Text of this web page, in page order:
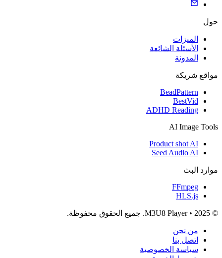
حول
الميزات
الأسئلة الشائعة
المدونة
مواقع شريكة
BeadPattern
BestVid
ADHD Reading
AI Image Tools
Product shot AI
Seed Audio AI
موارد البث
FFmpeg
HLS.js
© 2025 • M3U8 Player. جميع الحقوق محفوظة.
من نحن
اتصل بنا
سياسة الخصوصية